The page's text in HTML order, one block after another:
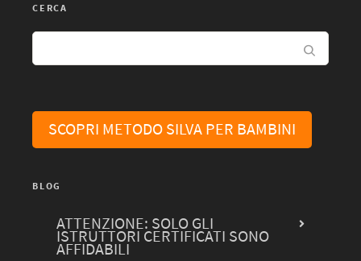
CERCA
SCOPRI METODO SILVA PER BAMBINI
BLOG
ATTENZIONE: SOLO GLI
ISTRUTTORI CERTIFICATI SONO
AFFIDABILI